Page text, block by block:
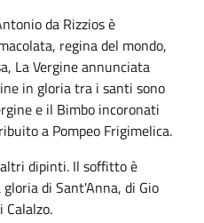
da Rizzios è
regina del mondo,
La Vergine annunciata
in gloria tra i santi sono
e il Bimbo incoronati
a Pompeo Frigimelica.
dipinti. Il soffitto è
di Sant'Anna, di Gio